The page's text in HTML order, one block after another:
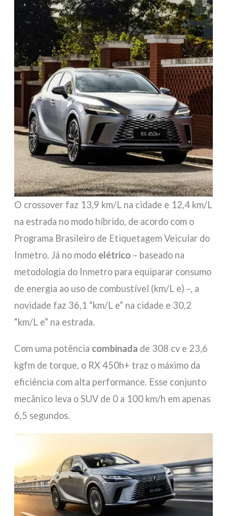
O crossover faz 13,9 km/L na cidade e 12,4 km/L
na estrada no modo híbrido, de acordo com o
Programa Brasileiro de Etiquetagem Veicular do
Inmetro. Já no modo elétrico – baseado na
metodologia do Inmetro para equiparar consumo
de energia ao uso de combustível (km/L e) –, a
novidade faz 36,1 “km/L e” na cidade e 30,2
“km/L e” na estrada.
Com uma potência combinada de 308 cv e 23,6
kgfm de torque, o RX 450h+ traz o máximo da
eficiência com alta performance. Esse conjunto
mecânico leva o SUV de 0 a 100 km/h em apenas
6,5 segundos.